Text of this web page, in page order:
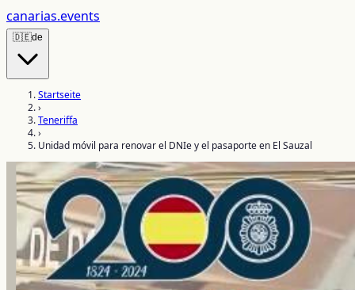
canarias.events
🇩🇪de
Startseite
›
Teneriffa
›
Unidad móvil para renovar el DNIe y el pasaporte en El Sauzal